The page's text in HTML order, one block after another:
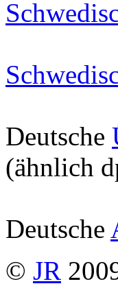
Deutsche
(ähnlich
Deutsche
© JR